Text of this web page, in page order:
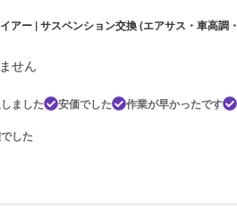
アー | サスペンション交換 (エアサス・車高調
せん
ました 安価でした 作業が早かったです
した